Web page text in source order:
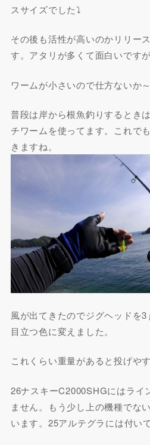
スサイズでした⤵
その後も活性が高いのかリリー
す。アタリが多くて面白いです
ワームが小さいので仕方ないか～
普段は岸から根魚釣りするとき
チワームを使ってます。これで
きますね。
風が出てきたのでジグヘッドを
目立つ色に変えました。
これくらい重量があると投げやす
26ナスキーC2000SHGにはライ
ません。もう少し上の機種でな
います。25アルテグラには付い